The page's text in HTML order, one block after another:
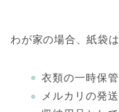
わが家の場合、紙袋は
衣類の一時保管
メルカリの発送